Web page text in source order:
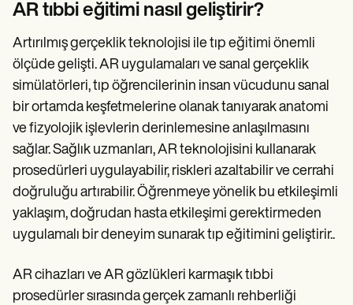
AR tıbbi eğitimi nasıl geliştirir?
Artırılmış gerçeklik teknolojisi ile tıp eğitimi önemli
ölçüde gelişti. AR uygulamaları ve sanal gerçeklik
simülatörleri, tıp öğrencilerinin insan vücudunu sanal
bir ortamda keşfetmelerine olanak tanıyarak anatomi
ve fizyolojik işlevlerin derinlemesine anlaşılmasını
sağlar. Sağlık uzmanları, AR teknolojisini kullanarak
prosedürleri uygulayabilir, riskleri azaltabilir ve cerrahi
doğruluğu artırabilir. Öğrenmeye yönelik bu etkileşimli
yaklaşım, doğrudan hasta etkileşimi gerektirmeden
uygulamalı bir deneyim sunarak tıp eğitimini geliştirir..
AR cihazları ve AR gözlükleri karmaşık tıbbi
prosedürler sırasında gerçek zamanlı rehberliği